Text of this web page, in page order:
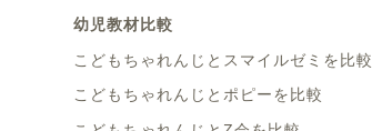
幼児教材比較
こどもちゃれんじとスマイルゼミを比較
こどもちゃれんじとポピーを比較